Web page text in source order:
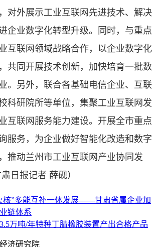
对外展示工业互联网先进技术、解决
企业数字化转型升级。同时，与重点
互联网领域战略合作，以企业数字化
共同开展技术创新，加快培育一批数
。另外，联合各基础电信企业、互联
科研院所等单位，集聚工业互联网发
互联网服务能力建设。开展全市重点
服务，为企业做好智能化改造和数字
推动兰州市工业互联网产业协同发
肃日报记者 薛砚）
核”多能互补一体发展——甘肃省属企业加
链体系
万吨/年特种丁腈橡胶装置产出合格产品
济研究院